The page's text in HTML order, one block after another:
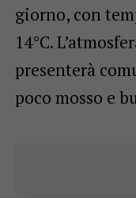
giorno, con
14°C.
presenterà
poco mosso e